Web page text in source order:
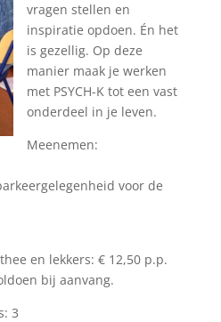
vragen stellen en
inspiratie opdoen. Én het
is gezellig. Op deze
manier maak je werken
met PSYCH-K tot een vast
onderdeel in je leven.
Meenemen:
voor de
en lekkers: € 12,50 p.p.
bij aanvang.
3